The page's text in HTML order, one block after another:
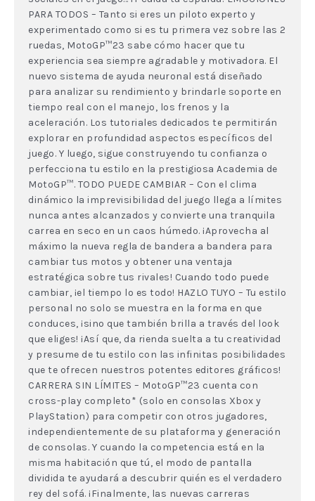
PARA TODOS – Tanto si eres un piloto experto y
experimentado como si es tu primera vez sobre las 2
ruedas, MotoGP™23 sabe cómo hacer que tu
experiencia sea siempre agradable y motivadora. El
nuevo sistema de ayuda neuronal está diseñado
para analizar su rendimiento y brindarle soporte en
tiempo real con el manejo, los frenos y la
aceleración. Los tutoriales dedicados te permitirán
explorar en profundidad aspectos específicos del
juego. Y luego, sigue construyendo tu confianza o
perfecciona tu estilo en la prestigiosa Academia de
MotoGP™. TODO PUEDE CAMBIAR – Con el clima
dinámico la imprevisibilidad del juego llega a límites
nunca antes alcanzados y convierte una tranquila
carrea en seco en un caos húmedo. ¡Aprovecha al
máximo la nueva regla de bandera a bandera para
cambiar tus motos y obtener una ventaja
estratégica sobre tus rivales! Cuando todo puede
cambiar, ¡el tiempo lo es todo! HAZLO TUYO – Tu estilo
personal no solo se muestra en la forma en que
conduces, ¡sino que también brilla a través del look
que eliges! ¡Así que, da rienda suelta a tu creatividad
y presume de tu estilo con las infinitas posibilidades
que te ofrecen nuestros potentes editores gráficos!
CARRERA SIN LÍMITES – MotoGP™23 cuenta con
cross-play completo* (solo en consolas Xbox y
PlayStation) para competir con otros jugadores,
independientemente de su plataforma y generación
de consolas. Y cuando la competencia está en la
misma habitación que tú, el modo de pantalla
dividida te ayudará a descubrir quién es el verdadero
rey del sofá. ¡Finalmente, las nuevas carreras